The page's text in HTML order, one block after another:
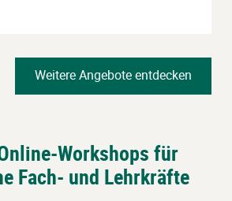
Weitere Angebote entdecken
Workshops für
Fach- und Lehrkräfte